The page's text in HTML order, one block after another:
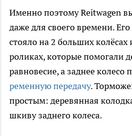
Именно поэтому Reitwagen
даже для своего времени.
стояло на 2 больших колёсах
роликах, которые помогали
равновесие, а заднее колесо
ременную передачу.
простым: деревянная
шкиву заднего колеса.